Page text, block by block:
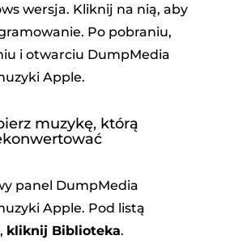
wersja. Kliknij na nią, aby
Po pobraniu,
i otwarciu DumpMedia
Apple.
muzykę, którą
panel DumpMedia
Apple. Pod listą
kliknij Biblioteka.